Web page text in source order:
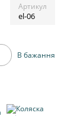
Артикул
el-06
В бажання